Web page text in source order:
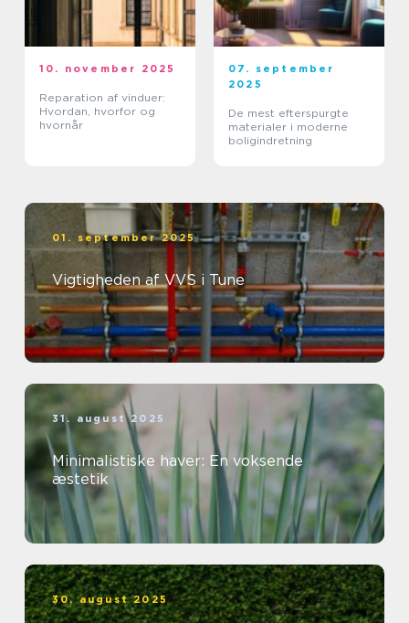
10. november 2025
Reparation af vinduer:
Hvordan, hvorfor og
hvornår
07. september
2025
De mest efterspurgte
materialer i moderne
boligindretning
01. september 2025
Vigtigheden af VVS i Tune
31. august 2025
Minimalistiske haver: En voksende
æstetik
30. august 2025